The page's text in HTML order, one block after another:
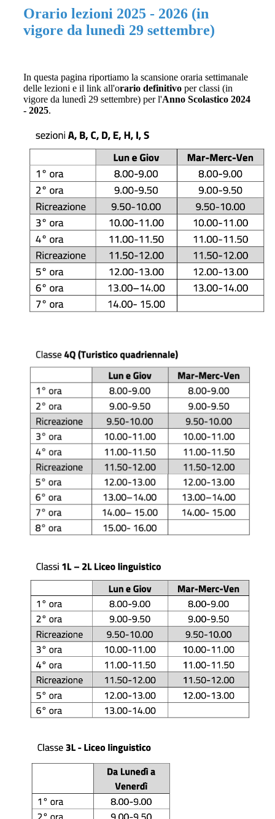
Orario lezioni 2025 - 2026 (in
vigore da lunedì 29 settembre)
In questa pagina riportiamo la scansione oraria settimanale
delle lezioni e il link all'orario definitivo per classi (in
vigore da lunedì 29 settembre) per l'Anno Scolastico 2024
- 2025.